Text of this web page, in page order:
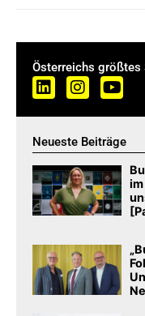
Österreichs größtes
Neueste Beiträge